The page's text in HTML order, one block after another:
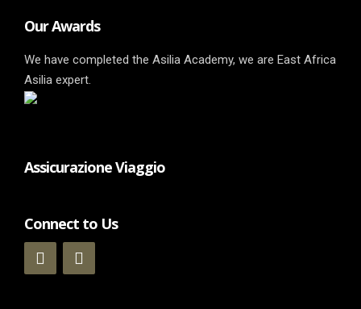
Our Awards
We have completed the Asilia Academy, we are East Africa
Asilia expert.
Assicurazione Viaggio
Connect to Us